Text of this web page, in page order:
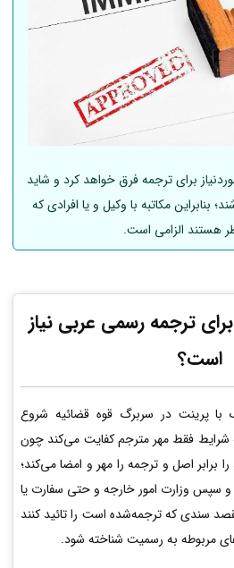
برای ترجمه فرق خواهد کرد و شاید
بنابراین مکاتبه با وکیل و یا افرادی که
هستند الزامی است.
ترجمه رسمی عربی نیاز
است؟
با پرینت در سربرگ قوه قضائیه شروع
فقط مهر مترجم کفایت می‌کند چون
برابر اصل و ترجمه را مهر و امضا می‌کند؛
و سپس وزارت امور خارجه و حتی سفارت یا
سندی که ترجمه‌شده است را تائید کنند
مربوطه به رسمیت شناخته شود.